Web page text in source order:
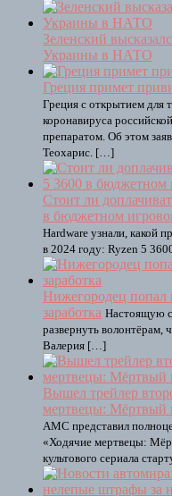
Зеленский
Украины в НАТО
Греция примет
Греция с открытием для
коронавируса
препаратом. Об этом
Теохарис. […]
Стоит ли
в бюджетном
Hardware узнали, какой
в 2024 году: Ryzen 5
Нижегородец попал
заработка Настоящую
развернуть волонтёрам,
Валерия […]
Вышел трейлер
мертвецы: Мёртвый
AMC представил
«Ходячие мертвецы:
культового сериала